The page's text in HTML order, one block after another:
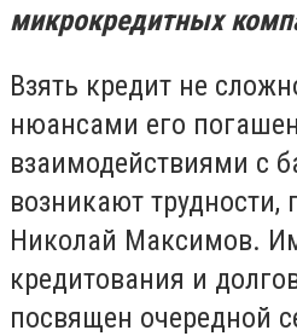
микрокредитных
Взять кредит не
нюансами его
взаимодействиями с
возникают трудности,
Николай Максимов.
кредитования и
посвящен очередной